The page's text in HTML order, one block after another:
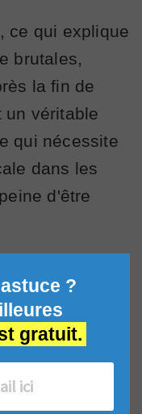
ce qui explique
brutales,
la fin de
un véritable
qui nécessite
dans les
d'être
?
gratuit.